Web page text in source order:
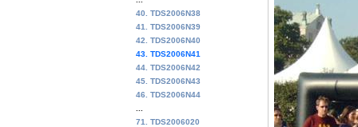
40. TDS2006N38
41. TDS2006N39
42. TDS2006N40
43. TDS2006N41
44. TDS2006N42
45. TDS2006N43
46. TDS2006N44
71. TDS2006020